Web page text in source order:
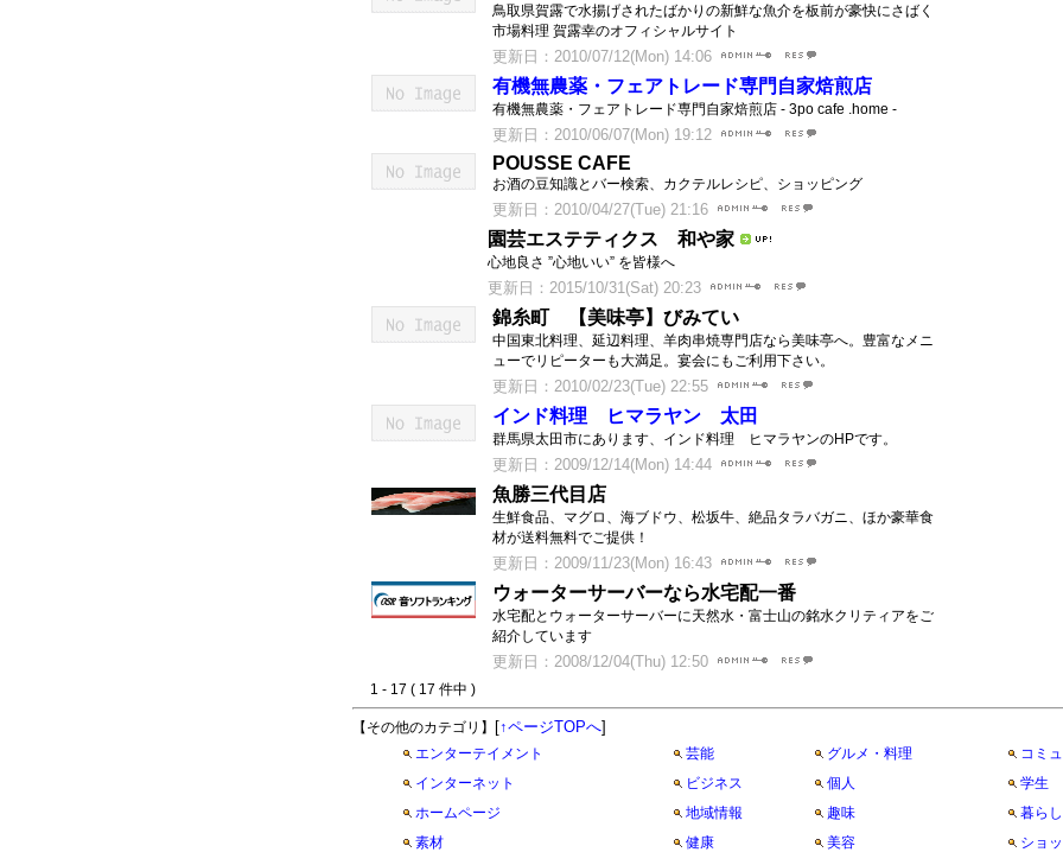
鳥取県賀露で水揚げされたばかりの新鮮な魚介を板前が豪快にさばく
市場料理 賀露幸のオフィシャルサイト
更新日：2010/07/12(Mon) 14:06
有機無農薬・フェアトレード専門自家焙煎店
有機無農薬・フェアトレード専門自家焙煎店 - 3po cafe .home -
更新日：2010/06/07(Mon) 19:12
POUSSE CAFE
お酒の豆知識とバー検索、カクテルレシピ、ショッピング
更新日：2010/04/27(Tue) 21:16
園芸エステティクス 和や家
心地良さ ”心地いい” を皆様へ
更新日：2015/10/31(Sat) 20:23
錦糸町 【美味亭】びみてい
中国東北料理、延辺料理、羊肉串焼専門店なら美味亭へ。豊富なメニ
ューでリピーターも大満足。宴会にもご利用下さい。
更新日：2010/02/23(Tue) 22:55
インド料理 ヒマラヤン 太田
群馬県太田市にあります、インド料理 ヒマラヤンのHPです。
更新日：2009/12/14(Mon) 14:44
魚勝三代目店
生鮮食品、マグロ、海ブドウ、松坂牛、絶品タラバガニ、ほか豪華食
材が送料無料でご提供！
更新日：2009/11/23(Mon) 16:43
ウォーターサーバーなら水宅配一番
水宅配とウォーターサーバーに天然水・富士山の銘水クリティアをご
紹介しています
更新日：2008/12/04(Thu) 12:50
1 - 17 ( 17 件中 )
【その他のカテゴリ】 [↑ページTOPへ]
エンターテイメント 芸能 グルメ・料理
コミ
インターネット
ビジネス 個人
学生
ホームページ
地域情報 趣味
暮ら
素材
健康 美容 ショ